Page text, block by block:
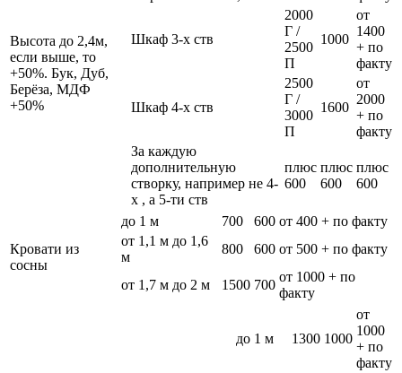
Высота до 2,4м,
если выше, то
+50%. Бук, Дуб,
Берёза, МДФ
+50%
Шкаф 3-х ств
2000
Г /
2500
П
1000
от
1400
+ по
факту
Шкаф 4-х ств
2500
Г /
3000
П
1600
от
2000
+ по
факту
За каждую
дополнительную
створку, например не 4-
х , а 5-ти ств
плюс
600
плюс
600
плюс
600
Кровати из
сосны
до 1 м 700 600 от 400 + по факту
от 1,1 м до 1,6
м
800 600 от 500 + по факту
от 1,7 м до 2 м 1500 700
от 1000 + по
факту
до 1 м 1300 1000
от
1000
+ по
факту